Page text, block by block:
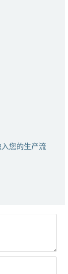
您的生产流